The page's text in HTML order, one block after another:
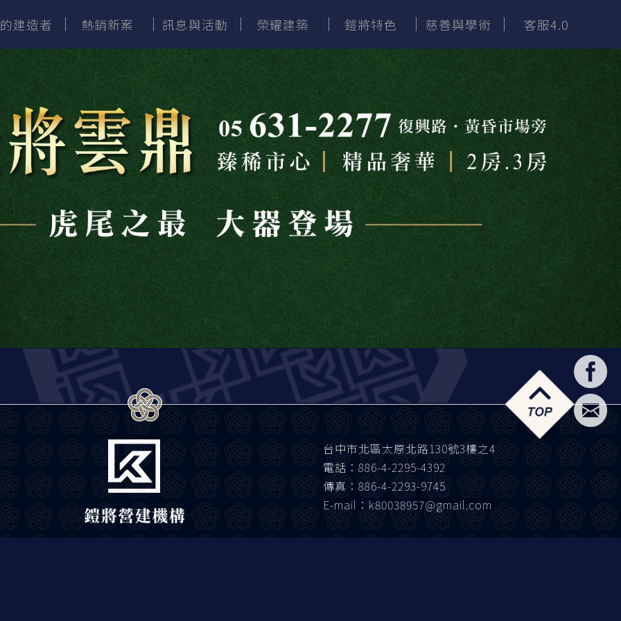
建造者 熱銷新案 訊息與活動 榮耀建築 鎧將特色 慈善與學術 客服4.0
台中市北區太原北路130號3樓之4
電話：886-4-2295-4392
傳真：886-4-2293-9745
E-mail：k80038957@gmail.com